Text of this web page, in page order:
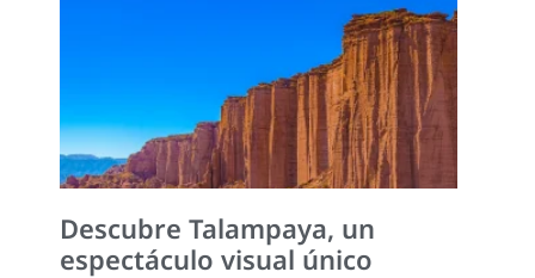
Descubre Talampaya, un
espectáculo visual único